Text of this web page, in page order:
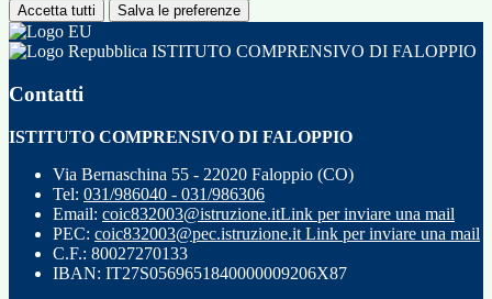
Accetta tutti Salva le preferenze
ISTITUTO COMPRENSIVO DI FALOPPIO
Contatti
ISTITUTO COMPRENSIVO DI FALOPPIO
Via Bernaschina 55 - 22020 Faloppio (CO)
Tel: 031/986040 - 031/986306
Email: coic832003@istruzione.itLink per inviare una mail
PEC: coic832003@pec.istruzione.it Link per inviare una mail
C.F.: 80027270133
IBAN: IT27S0569651840000009206X87